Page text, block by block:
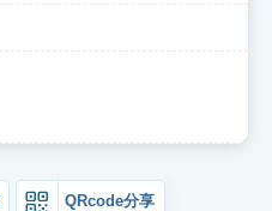
QRcode分享